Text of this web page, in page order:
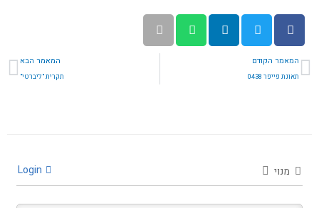
קודם
המאמר הקודם
תאונת פייפר 0438
המאמר הבא
תקרית "ליברטי"
מנוי